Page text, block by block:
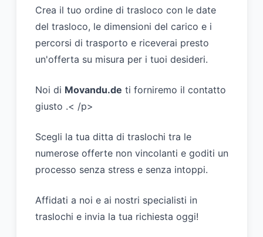
Crea il tuo ordine di trasloco con le date
del trasloco, le dimensioni del carico e i
percorsi di trasporto e riceverai presto
un'offerta su misura per i tuoi desideri.
Noi di Movandu.de ti forniremo il contatto
giusto .< /p>
Scegli la tua ditta di traslochi tra le
numerose offerte non vincolanti e goditi un
processo senza stress e senza intoppi.
Affidati a noi e ai nostri specialisti in
traslochi e invia la tua richiesta oggi!